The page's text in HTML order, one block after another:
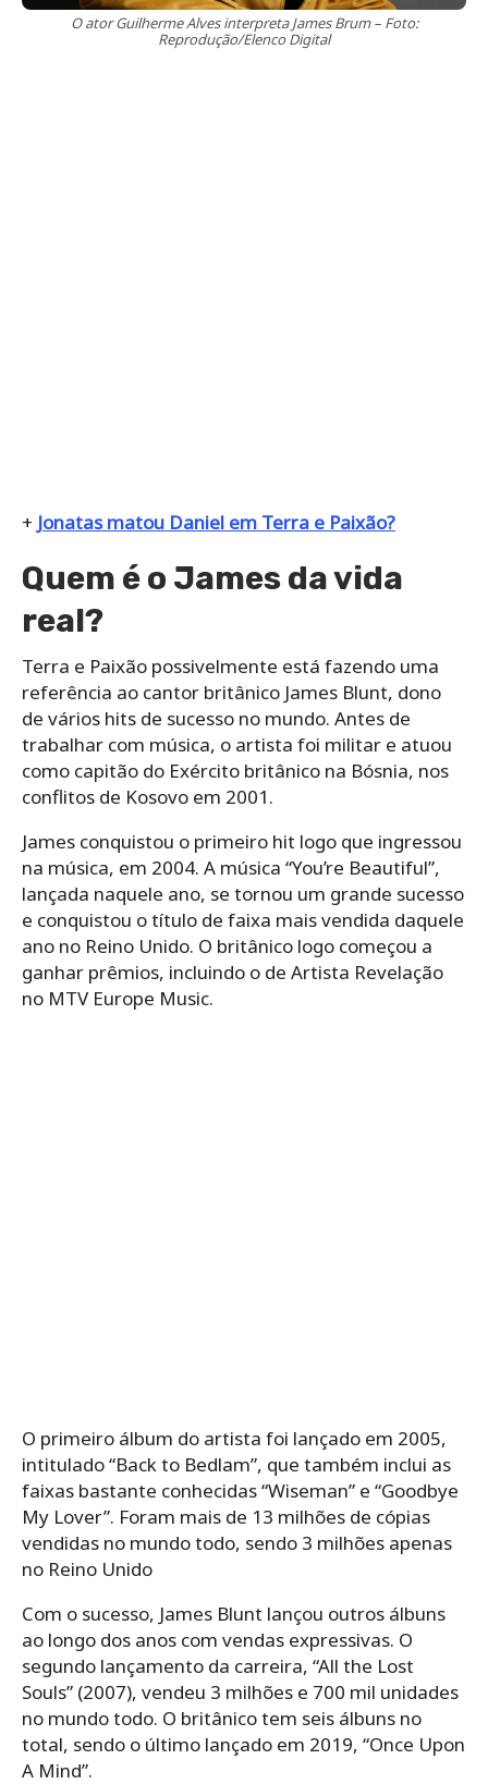
O ator Guilherme Alves interpreta James Brum – Foto:
Reprodução/Elenco Digital
+ Jonatas matou Daniel em Terra e Paixão?
Quem é o James da vida
real?
Terra e Paixão possivelmente está fazendo uma
referência ao cantor britânico James Blunt, dono
de vários hits de sucesso no mundo. Antes de
trabalhar com música, o artista foi militar e atuou
como capitão do Exército britânico na Bósnia, nos
conflitos de Kosovo em 2001.
James conquistou o primeiro hit logo que ingressou
na música, em 2004. A música “You’re Beautiful”,
lançada naquele ano, se tornou um grande sucesso
e conquistou o título de faixa mais vendida daquele
ano no Reino Unido. O britânico logo começou a
ganhar prêmios, incluindo o de Artista Revelação
no MTV Europe Music.
O primeiro álbum do artista foi lançado em 2005,
intitulado “Back to Bedlam”, que também inclui as
faixas bastante conhecidas “Wiseman” e “Goodbye
My Lover”. Foram mais de 13 milhões de cópias
vendidas no mundo todo, sendo 3 milhões apenas
no Reino Unido
Com o sucesso, James Blunt lançou outros álbuns
ao longo dos anos com vendas expressivas. O
segundo lançamento da carreira, “All the Lost
Souls” (2007), vendeu 3 milhões e 700 mil unidades
no mundo todo. O britânico tem seis álbuns no
total, sendo o último lançado em 2019, “Once Upon
A Mind”.